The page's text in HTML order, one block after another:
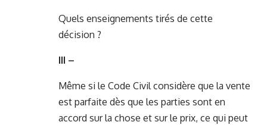
Quels enseignements tirés de cette
décision ?
III –
Même si le Code Civil considère que la vente
est parfaite dès que les parties sont en
accord sur la chose et sur le prix, ce qui peut